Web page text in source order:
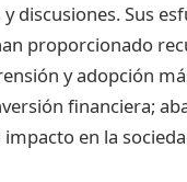
discusiones. Sus
proporcionado
y adopción
financiera;
en la